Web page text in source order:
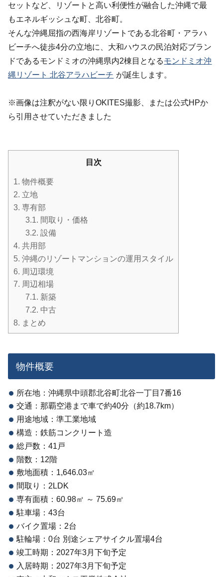
セットなど、リゾートと高い利便性が融合した沖縄で最
もエネルギッシュな町、北谷町。
そんな沖縄屈指の西海岸リゾートである北谷町・アラハ
ビーチへ徒歩4分の立地に、大和ハウスの民泊対応ブラン
ドであるモンドミオの沖縄県内2棟目となるモンドミオ沖
縄リゾート 北谷アラハビーチ が誕生します。
※画像は注釈がない限りOKITES撮影、または公式HPか
ら引用させていただきました
目次
1. 物件概要
2. 立地
3. 専有部
3.1. 間取り・価格
3.2. 設備
4. 共用部
5. 沖縄のリゾートマンションの運用スタイル
6. 周辺環境
7. 周辺相場
7.1. 新築
7.2. 中古
8. まとめ
物件概要
所在地：沖縄県中頭郡北谷町北谷一丁目7番16
交通：那覇空港まで車で約40分（約18.7km）
用途地域：準工業地域
構造：鉄筋コンクリート造
総戸数：41戸
階数：12階
敷地面積：1,646.03㎡
間取り：2LDK
専有面積：60.98㎡ ～ 75.69㎡
駐車場：43台
バイク置場：2台
駐輪場：0台 別途シェアサイクル置場4台
竣工時期：2027年3月下旬予定
入居時期：2027年3月下旬予定